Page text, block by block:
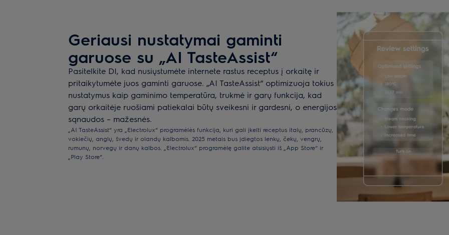
Geriausi nustatymai gaminti
garuose su „AI TasteAssist“
Pasitelkite DI, kad nusiųstumėte internete rastus receptus į orkaitę ir
pritaikytumėte juos gaminti garuose. „AI TasteAssist“ optimizuoja tokius
nustatymus kaip gaminimo temperatūra, trukmė ir garų funkcija, kad
garų orkaitėje ruošiami patiekalai būtų sveikesni ir gardesni, o energijos
sąnaudos – mažesnės.
„AI TasteAssist“ yra „Electrolux“ programėlės funkcija, kuri gali įkelti receptus italų, prancūzų,
vokiečių, anglų, švedų ir olandų kalbomis. 2025 metais bus įdiegtos lenkų, čekų, vengrų,
rumunų, norvegų ir danų kalbos. „Electrolux“ programėlę galite atsisiųsti iš „App Store“ ir
„Play Store“.